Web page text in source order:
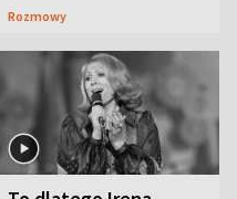
Rozmowy